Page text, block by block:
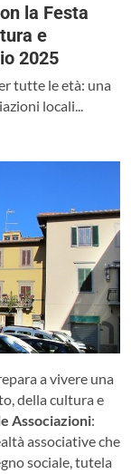
la Festa
e
2025
tutte le età: una
locali...
a vivere una
della cultura e
Associazioni:
associative che
sociale, tutela